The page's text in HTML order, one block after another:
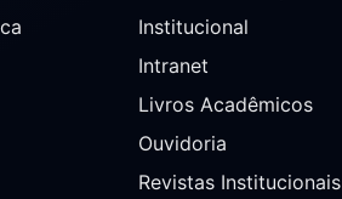
Institucional
Intranet
Livros Acadêmicos
Ouvidoria
Revistas Institucionais